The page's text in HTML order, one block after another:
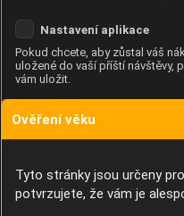
Nastavení aplikace
Pokud chcete, aby zůstal váš
uložené do vaší příští návštěvy,
vám uložit.
Anonymní unikátní ID
Díky němu příště poznáme, že
Identifikátor je zcela anonymní.
Ověření věku
Tyto stránky jsou určeny
potvrzujete, že vám je